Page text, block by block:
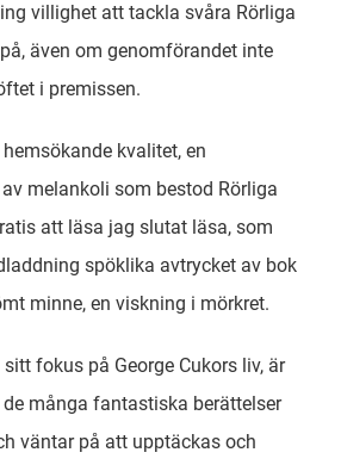
villighet att tackla svåra Rörliga
även om genomförandet inte
i premissen.
kvalitet, en
melankoli som bestod Rörliga
att läsa jag slutat läsa, som
spöklika avtrycket av bok
minne, en viskning i mörkret.
fokus på George Cukors liv, är
många fantastiska berättelser
väntar på att upptäckas och